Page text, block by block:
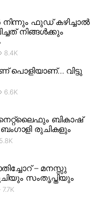
ഫുഡ് കഴിച്ചാൽ
നിങ്ങൾക്കും
8.4K
പൊളിയാണ്… വിട്ടു
6.6K
ബികാഷ്
രുചികളും
5.8K
– മനസ്സു
സംതൃപ്തിയും
7.7K